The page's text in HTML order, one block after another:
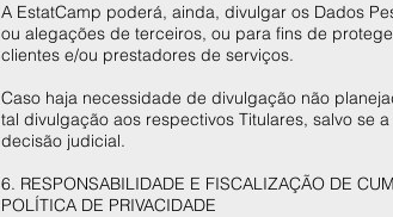
A EstatCamp poderá, ainda, divulgar os Dados
ou alegações de terceiros, ou para fins de
clientes e/ou prestadores de serviços.
Caso haja necessidade de divulgação não
tal divulgação aos respectivos Titulares, salvo se
decisão judicial.
6. RESPONSABILIDADE E FISCALIZAÇÃO DE
POLÍTICA DE PRIVACIDADE